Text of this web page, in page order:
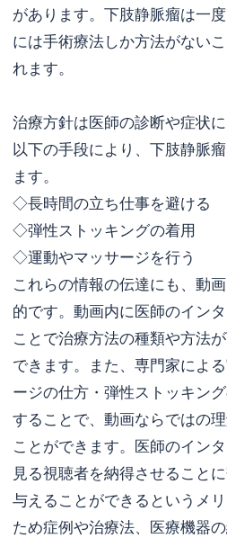
があります。下肢静脈瘤は一
には手術療法しか方法がない
れます。
治療方針は医師の診断や症状に
以下の手段により、下肢静脈
ます。
◇長時間の立ち仕事を避ける
◇弾性ストッキングの着用
◇運動やマッサージを行う
これらの情報の伝達にも、動
的です。動画内に医師のイン
ことで治療方法の種類や方法
できます。また、専門家によ
ージの仕方・弾性ストッキン
することで、動画ならではの
ことができます。医師のイン
見る視聴者を納得させること
与えることができるというメ
ため症例や治療法、医療機器